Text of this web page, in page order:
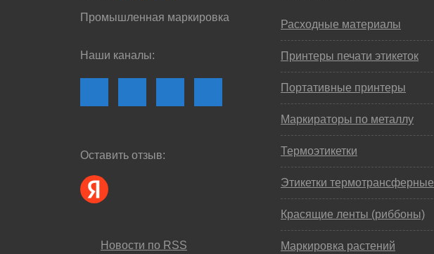
Промышленная маркировка
Наши каналы:
Оставить отзыв:
Новости по RSS
Расходные материалы
Принтеры печати этикеток
Портативные принтеры
Маркираторы по металлу
Термоэтикетки
Этикетки термотрансферные
Красящие ленты (риббоны)
Маркировка растений